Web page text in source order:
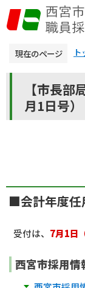
の
現在のページ
会計年度任用職
【市長
月1日号）
■会計年度任
受付は、 7月1日
西宮市採用情